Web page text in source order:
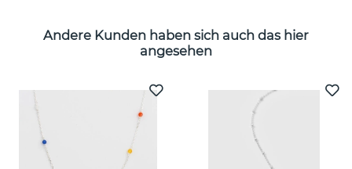
Andere Kunden haben sich auch das hier
angesehen